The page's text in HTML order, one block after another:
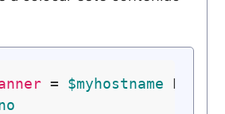
= $myhostname ESMTP